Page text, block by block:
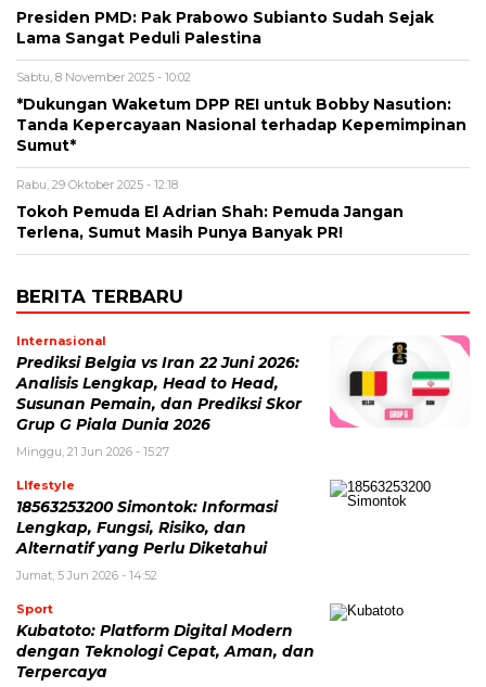
Presiden PMD: Pak Prabowo Subianto Sudah Sejak
Lama Sangat Peduli Palestina
Sabtu, 8 November 2025 - 10:02
*Dukungan Waketum DPP REI untuk Bobby Nasution:
Tanda Kepercayaan Nasional terhadap Kepemimpinan
Sumut*
Rabu, 29 Oktober 2025 - 12:18
Tokoh Pemuda El Adrian Shah: Pemuda Jangan
Terlena, Sumut Masih Punya Banyak PR!
BERITA TERBARU
Internasional
Prediksi Belgia vs Iran 22 Juni 2026:
Analisis Lengkap, Head to Head,
Susunan Pemain, dan Prediksi Skor
Grup G Piala Dunia 2026
Minggu, 21 Jun 2026 - 15:27
LIfestyle
18563253200 Simontok: Informasi
Lengkap, Fungsi, Risiko, dan
Alternatif yang Perlu Diketahui
Jumat, 5 Jun 2026 - 14:52
Sport
Kubatoto: Platform Digital Modern
dengan Teknologi Cepat, Aman, dan
Terpercaya